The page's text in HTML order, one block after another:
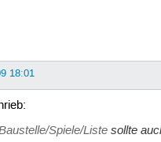
18:01
Spiele/Listesollte